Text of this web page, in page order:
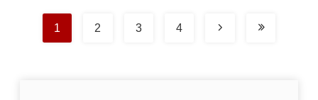
1 2 3 4